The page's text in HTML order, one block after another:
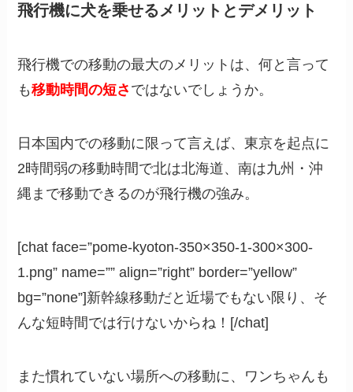
飛行機に犬を乗せるメリットとデメリット
飛行機での移動の最大のメリットは、何と言って
も移動時間の短さ ではないでしょうか。
日本国内での移動に限って言えば、東京を起点に
2時間弱の移動時間で北は北海道、南は九州・沖
縄まで移動できるのが飛行機の強み。
[chat face=”pome-kyoton-350×350-1-300×300-
1.png” name=”” align=”right” border=”yellow”
bg=”none”]新幹線移動だと近場でもない限り、そ
んな短時間では行けないからね！[/chat]
また慣れていない場所への移動に、ワンちゃんも